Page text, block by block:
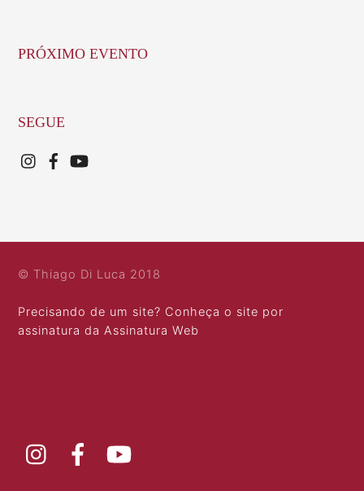
PRÓXIMO EVENTO
SEGUE
© Thiago Di Luca 2018
Precisando de um site? Conheça o site por
assinatura da Assinatura Web